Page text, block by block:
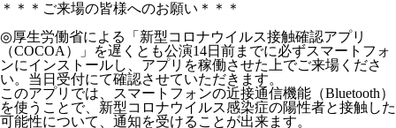
＊＊＊ご来場の皆様へのお願い＊＊＊
◎厚生労働省による「新型コロナウイルス接触確認アプリ
（COCOA）」を遅くとも公演14日前までに必ずスマートフォ
ンにインストールし、アプリを稼働させた上でご来場くださ
い。当日受付にて確認させていただきます。
このアプリでは、スマートフォンの近接通信機能（Bluetooth）
を使うことで、新型コロナウイルス感染症の陽性者と接触した
可能性について、通知を受けることが出来ます。